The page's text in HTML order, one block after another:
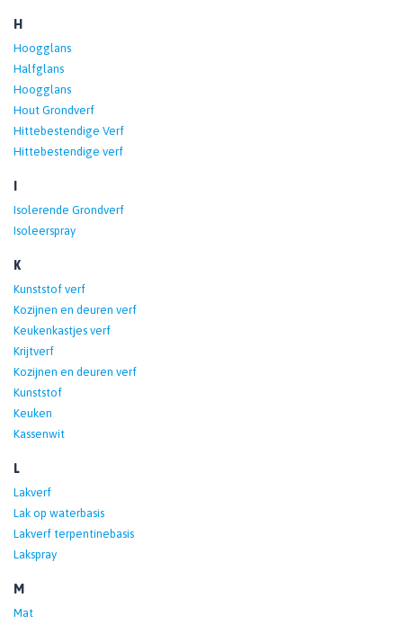
H
Hoogglans
Halfglans
Hoogglans
Hout Grondverf
Hittebestendige Verf
Hittebestendige verf
I
Isolerende Grondverf
Isoleerspray
K
Kunststof verf
Kozijnen en deuren verf
Keukenkastjes verf
Krijtverf
Kozijnen en deuren verf
Kunststof
Keuken
Kassenwit
L
Lakverf
Lak op waterbasis
Lakverf terpentinebasis
Lakspray
M
Mat